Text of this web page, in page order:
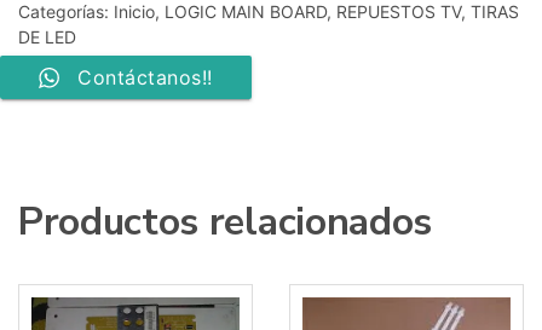
Categorías: Inicio, LOGIC MAIN BOARD, REPUESTOS TV, TIRAS
DE LED
Contáctanos!!
Productos relacionados